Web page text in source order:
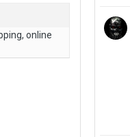
online